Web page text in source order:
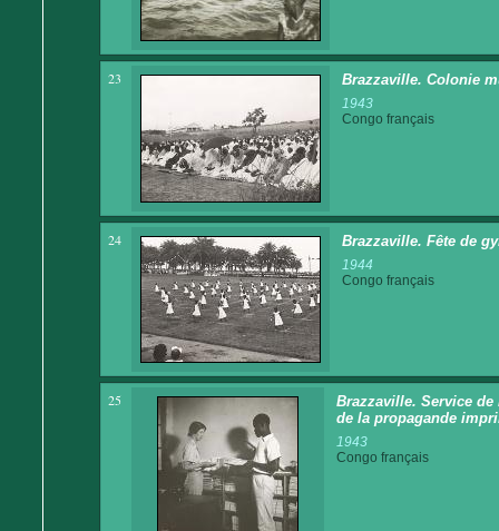
23 Brazzaville. Colonie
1943
Congo français
24 Brazzaville. Fête de
1944
Congo français
25
Brazzaville. Service
de la propagande
1943
Congo français